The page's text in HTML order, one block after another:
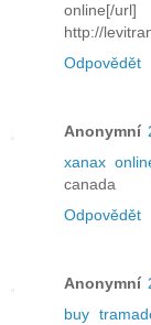
http://
Odpovědět
Anonymní
xanax
canada
Odpovědět
Anonymní
buy